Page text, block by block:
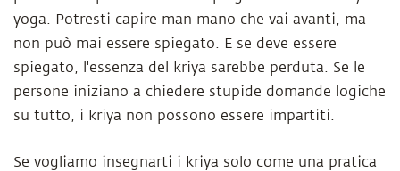
yoga. Potresti capire man mano che vai avanti, ma
non può mai essere spiegato. E se deve essere
spiegato, l'essenza del kriya sarebbe perduta. Se le
persone iniziano a chiedere stupide domande logiche
su tutto, i kriya non possono essere impartiti.
Se vogliamo insegnarti i kriya solo come una pratica